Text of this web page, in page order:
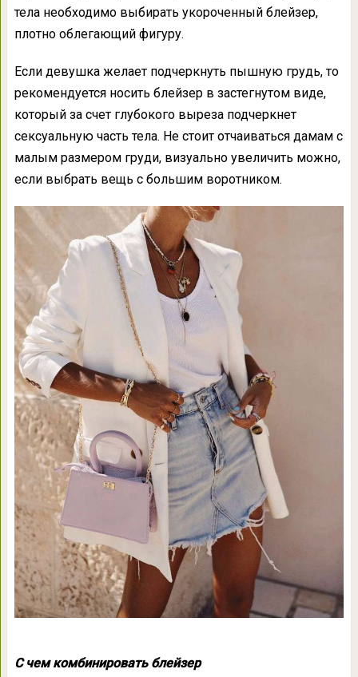
тела необходимо выбирать укороченный блейзер,
плотно облегающий фигуру.
Если девушка желает подчеркнуть пышную грудь, то
рекомендуется носить блейзер в застегнутом виде,
который за счет глубокого выреза подчеркнет
сексуальную часть тела. Не стоит отчаиваться дамам с
малым размером груди, визуально увеличить можно,
если выбрать вещь с большим воротником.
С чем комбинировать блейзер